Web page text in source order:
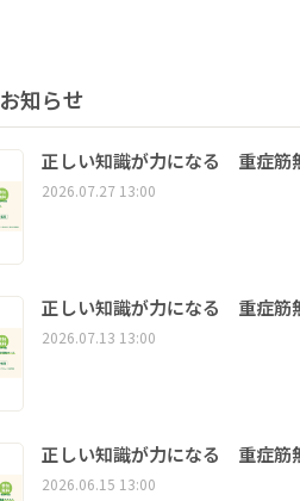
知らせ
正しい知識が力になる 重症筋
2026.07.27 13:00
正しい知識が力になる 重症筋
2026.07.13 13:00
正しい知識が力になる 重症筋
2026.06.15 13:00